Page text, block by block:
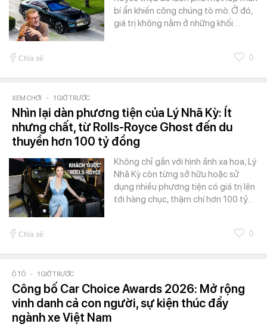
bí ẩn khiến công chúng tò mò. Ở đó,
giá trị không nằm ở những khối…
Chia sẻ 0
XEM CHƠI - 1 GIỜ TRƯỚC
Nhìn lại dàn phương tiện của Lý Nhã Kỳ: Ít
nhưng chất, từ Rolls-Royce Ghost đến du
thuyền hơn 100 tỷ đồng
Không chỉ gắn với hình ảnh xa hoa, Lý
Nhã Kỳ còn từng sở hữu hoặc sử
dụng nhiều phương tiện có giá trị lên
tới hàng chục, thậm chí hơn 100 tỷ…
Chia sẻ 0
Ô TÔ - 1 GIỜ TRƯỚC
Công bố Car Choice Awards 2026: Mở rộng
vinh danh cả con người, sự kiện thúc đẩy
ngành xe Việt Nam